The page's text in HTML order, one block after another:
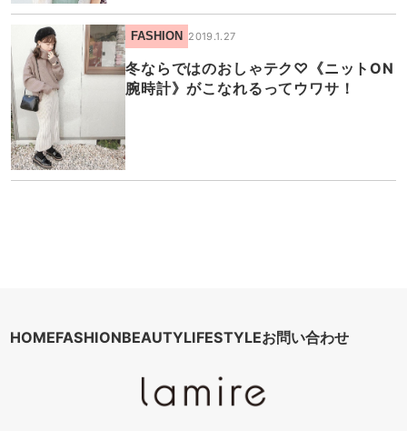
FASHION 2019.1.27
冬ならではのおしゃテク♡《ニットON
腕時計》がこなれるってウワサ！
HOMEFASHIONBEAUTYLIFESTYLEお問い合わせ